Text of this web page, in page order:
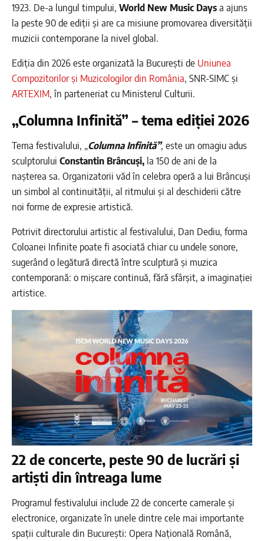
1923. De-a lungul timpului, World New Music Daysa ajuns
la peste 90 de ediții și are ca misiune promovarea diversității
muzicii contemporane la nivel global.
Ediția din 2026 este organizată la București de Uniunea
Compozitorilor și Muzicologilor din România, SNR-SIMC și
ARTEXIM, în parteneriat cu Ministerul Culturii.
„Columna Infinită” – tema ediției 2026
Tema festivalului, „Columna Infinită”, este un omagiu adus
sculptorului Constantin Brâncuși, la 150 de ani de la
nașterea sa. Organizatorii văd în celebra operă a lui Brâncuși
un simbol al continuității, al ritmului și al deschiderii către
noi forme de expresie artistică.
Potrivit directorului artistic al festivalului, Dan Dediu, forma
Coloanei Infinite poate fi asociată chiar cu undele sonore,
sugerând o legătură directă între sculptură și muzica
contemporană: o mișcare continuă, fără sfârșit, a imaginației
artistice.
22 de concerte, peste 90 de lucrări și
artiști din întreaga lume
Programul festivalului include 22 de concerte camerale și
electronice, organizate în unele dintre cele mai importante
spații culturale din București: Opera Națională Română,